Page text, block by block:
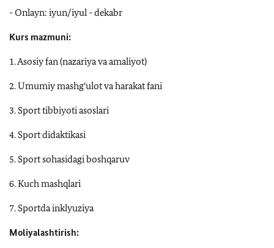
- Onlayn: iyun/iyul - dekabr
Kurs mazmuni:
1. Asosiy fan (nazariya va amaliyot)
2. Umumiy mashg‘ulot va harakat fani
3. Sport tibbiyoti asoslari
4. Sport didaktikasi
5. Sport sohasidagi boshqaruv
6. Kuch mashqlari
7. Sportda inklyuziya
Moliyalashtirish: